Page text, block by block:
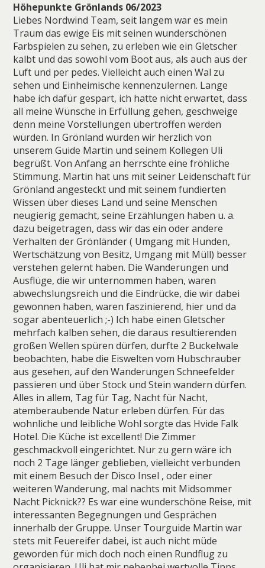
Höhepunkte Grönlands 06/2023
Liebes Nordwind Team, seit langem war es mein
Traum das ewige Eis mit seinen wunderschönen
Farbspielen zu sehen, zu erleben wie ein Gletscher
kalbt und das sowohl vom Boot aus, als auch aus der
Luft und per pedes. Vielleicht auch einen Wal zu
sehen und Einheimische kennenzulernen. Lange
habe ich dafür gespart, ich hatte nicht erwartet, dass
all meine Wünsche in Erfüllung gehen, geschweige
denn meine Vorstellungen übertroffen werden
würden. In Grönland wurden wir herzlich von
unserem Guide Martin und seinem Kollegen Uli
begrüßt. Von Anfang an herrschte eine fröhliche
Stimmung. Martin hat uns mit seiner Leidenschaft für
Grönland angesteckt und mit seinem fundierten
Wissen über dieses Land und seine Menschen
neugierig gemacht, seine Erzählungen haben u. a.
dazu beigetragen, dass wir das ein oder andere
Verhalten der Grönländer ( Umgang mit Hunden,
Wertschätzung von Besitz, Umgang mit Müll) besser
verstehen gelernt haben. Die Wanderungen und
Ausflüge, die wir unternommen haben, waren
abwechslungsreich und die Eindrücke, die wir dabei
gewonnen haben, waren faszinierend, hier und da
sogar abenteuerlich ;-) Ich habe einen Gletscher
mehrfach kalben sehen, die daraus resultierenden
großen Wellen spüren dürfen, durfte 2 Buckelwale
beobachten, habe die Eiswelten vom Hubschrauber
aus gesehen, auf den Wanderungen Schneefelder
passieren und über Stock und Stein wandern dürfen.
Alles in allem, Tag für Tag, Nacht für Nacht,
atemberaubende Natur erleben dürfen. Für das
wohnliche und leibliche Wohl sorgte das Hvide Falk
Hotel. Die Küche ist excellent! Die Zimmer
geschmackvoll eingerichtet. Nur zu gern wäre ich
noch 2 Tage länger geblieben, vielleicht verbunden
mit einem Besuch der Disco Insel , oder einer
weiteren Wanderung, mal nachts mit Midsommer
Nacht Picknick?? Es war eine wunderschöne Reise, mit
interessanten Begegnungen und Gesprächen
innerhalb der Gruppe. Unser Tourguide Martin war
stets mit Feuereifer dabei, ist auch nicht müde
geworden für mich doch noch einen Rundflug zu